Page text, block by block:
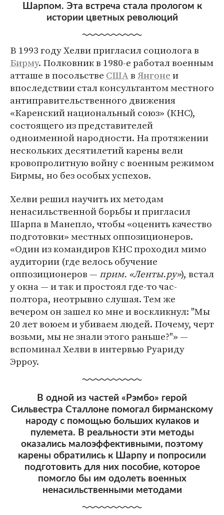
Шарпом. Эта встреча стала прологом к
истории цветных революций
В 1993 году Хелви пригласил социолога в
Бирму. Полковник в 1980-е работал военным
атташе в посольстве СШАвЯнгонеи
впоследствии стал консультантом местного
антиправительственного движения
«Каренский национальный союз» (КНС),
состоящего из представителей
одноименной народности. На протяжении
нескольких десятилетий карены вели
кровопролитную войну с военным режимом
Бирмы, но без особых успехов.
Хелви решил научить их методам
ненасильственной борьбы и пригласил
Шарпа в Манепло, чтобы «оценить качество
подготовки» местных оппозиционеров.
«Один из командиров КНС проходил мимо
аудитории (где велось обучение
оппозиционеров — прим. «Ленты.ру»), встал
у окна — и так и простоял где-то час-
полтора, неотрывно слушая. Тем же
вечером он зашел ко мне и воскликнул: "Мы
20 лет воюем и убиваем людей. Почему, черт
возьми, мы не знали этого раньше?"» —
вспоминал Хелви в интервью Руариду
Эрроу.
В одной из частей «Рэмбо» герой
Сильвестра Сталлоне помогал бирманскому
народу с помощью больших кулаков и
пулемета. В реальности эти методы
оказались малоэффективными, поэтому
карены обратились к Шарпу и попросили
подготовить для них пособие, которое
помогло бы им одолеть военных
ненасильственными методами